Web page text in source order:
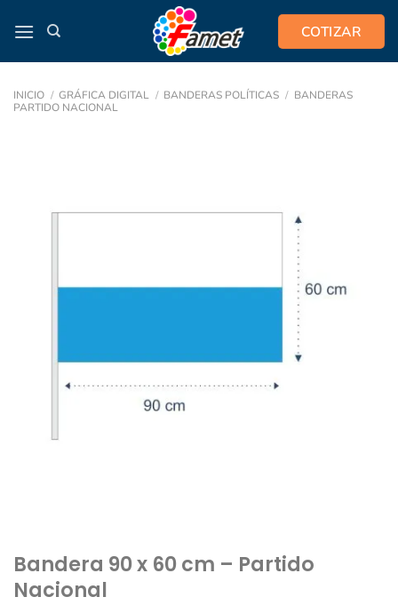
COTIZAR
INICIO / GRÁFICA DIGITAL / BANDERAS POLÍTICAS / BANDERAS
PARTIDO NACIONAL
Bandera 90 x 60 cm – Partido
Nacional